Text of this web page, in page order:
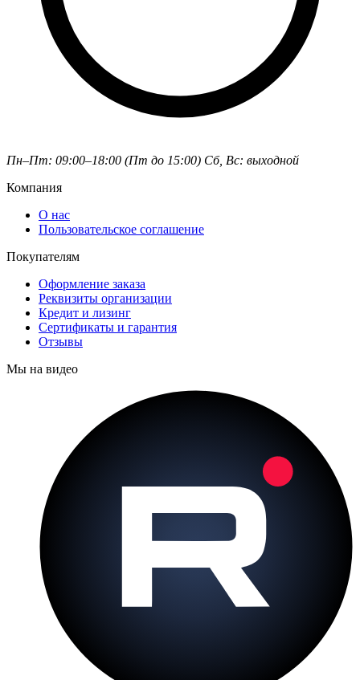
Пн–Пт: 09:00–18:00 (Пт до 15:00) Сб, Вс: выходной
Компания
О нас
Пользовательское соглашение
Покупателям
Оформление заказа
Реквизиты организации
Кредит и лизинг
Сертификаты и гарантия
Отзывы
Мы на видео